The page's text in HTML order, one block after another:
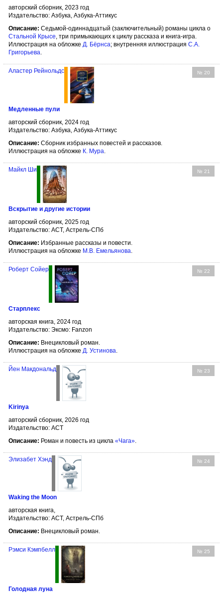
авторский сборник, 2023 год
Издательство: Азбука, Азбука-Аттикус
Описание: Седьмой-одиннадцатый (заключительный) романы цикла о
Стальной Крысе, три примыкающих к циклу рассказа и книга-игра.
Иллюстрация на обложке Д. Бёрнсa; внутренняя иллюстрация С.А.
Григорьева.
№ 20
Аластер Рейнольдс
Медленные пули
авторский сборник, 2024 год
Издательство: Азбука, Азбука-Аттикус
Описание: Сборник избранных повестей и рассказов.
Иллюстрация на обложке К. Мура.
№ 21
Майкл Ши
Вскрытие и другие истории
авторский сборник, 2025 год
Издательство: АСТ, Астрель-СПб
Описание: Избранные рассказы и повести.
Иллюстрация на обложке М.В. Емельянова.
№ 22
Роберт Сойер
Старплекс
авторская книга, 2024 год
Издательство: Эксмо: Fanzon
Описание: Внецикловый роман.
Иллюстрация на обложке Д. Устинова
№ 23
Йен Макдональд
Kirinya
авторский сборник, 2026 год
Издательство: АСТ
Описание: Роман и повесть из цикла «Чага»
№ 24
Элизабет Хэнд
Waking the Moon
авторская книга,
Издательство: АСТ, Астрель-СПб
Описание: Внецикловый роман.
№ 25
Рэмси Кэмпбелл
Голодная луна